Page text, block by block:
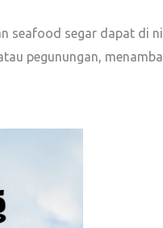
seafood segar dapat di
pegunungan,